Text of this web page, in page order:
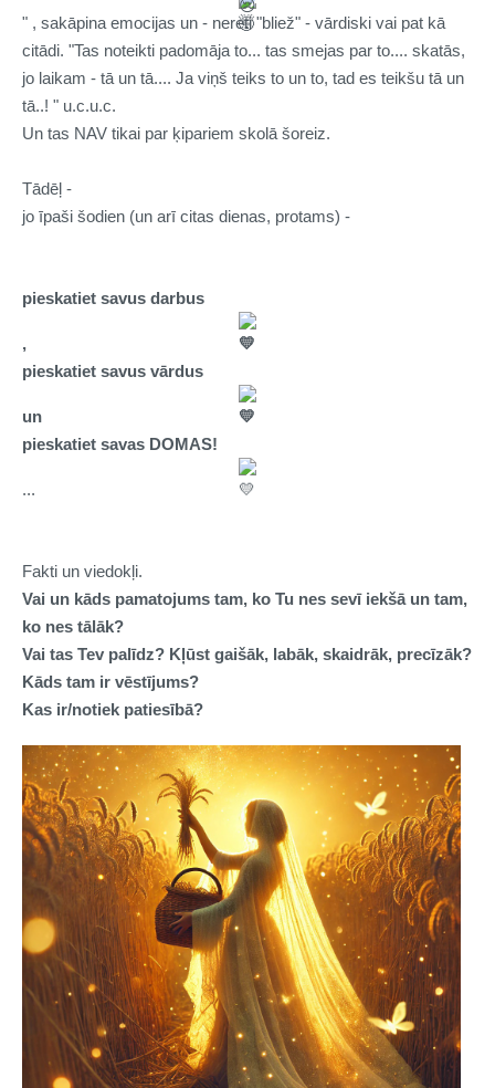
" , sakāpina emocijas un - nereti "bliež" - vārdiski vai pat kā
citādi. "Tas noteikti padomāja to... tas smejas par to.... skatās,
jo laikam - tā un tā.... Ja viņš teiks to un to, tad es teikšu tā un
tā..! " u.c.u.c.
Un tas NAV tikai par ķipariem skolā šoreiz.
Tādēļ -
jo īpaši šodien (un arī citas dienas, protams) -
pieskatiet savus darbus
,
pieskatiet savus vārdus
un
pieskatiet savas DOMAS!
...
Fakti un viedokļi.
Vai un kāds pamatojums tam, ko Tu nes sevī iekšā un tam,
ko nes tālāk?
Vai tas Tev palīdz? Kļūst gaišāk, labāk, skaidrāk, precīzāk?
Kāds tam ir vēstījums?
Kas ir/notiek patiesībā?